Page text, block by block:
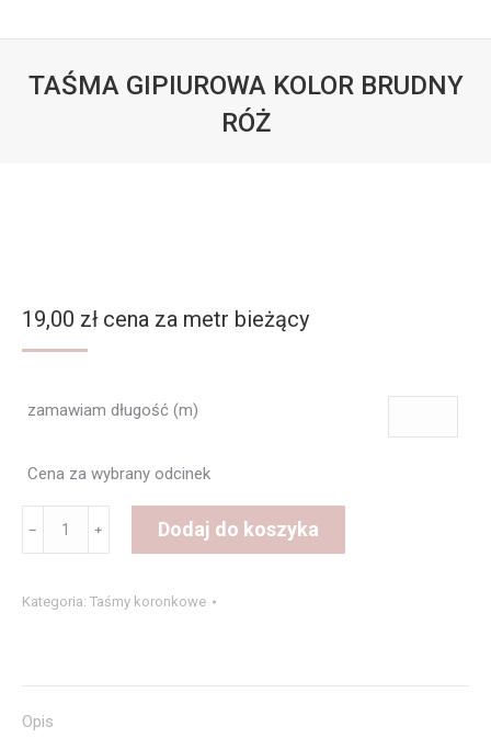
TAŚMA GIPIUROWA KOLOR BRUDNY
RÓŻ
19,00 zł cena za metr bieżący
zamawiam długość (m)
Cena za wybrany odcinek
TAŚMA
KOLOR
﹣ ﹢ Dodaj do koszyka
Kategoria: Taśmy koronkowe
Opis